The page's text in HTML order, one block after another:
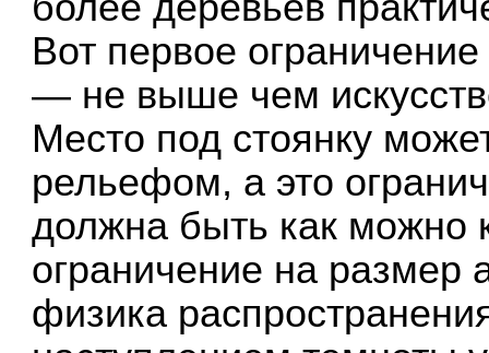
Вот первое
— не выше чем
Место под стоянку
рельефом, а это
должна быть как можно
ограничение на
физика